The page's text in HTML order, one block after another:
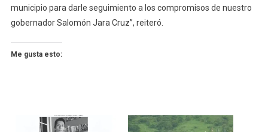
municipio para darle seguimiento a los compromisos de nuestro
gobernador Salomón Jara Cruz”, reiteró.
Me gusta esto: